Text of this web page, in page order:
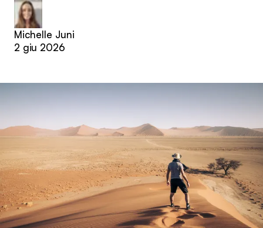
Michelle Juni
2 giu 2026